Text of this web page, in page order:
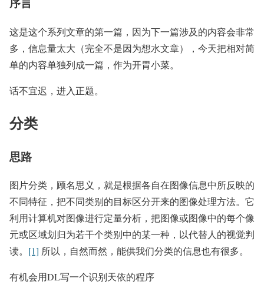
这是这个系列文章的第一篇，因为下一篇涉及的内容会非常
多，信息量太大（完全不是因为想水文章），今天把相对简
单的内容单独列成一篇，作为开胃小菜。
话不宜迟，进入正题。
分类
思路
图片分类，顾名思义，就是根据各自在图像信息中所反映的
不同特征，把不同类别的目标区分开来的图像处理方法。它
利用计算机对图像进行定量分析，把图像或图像中的每个像
元或区域划归为若干个类别中的某一种，以代替人的视觉判
读。 [1] 所以，自然而然，能供我们分类的信息也有很多。
有机会用DL写一个识别天依的程序